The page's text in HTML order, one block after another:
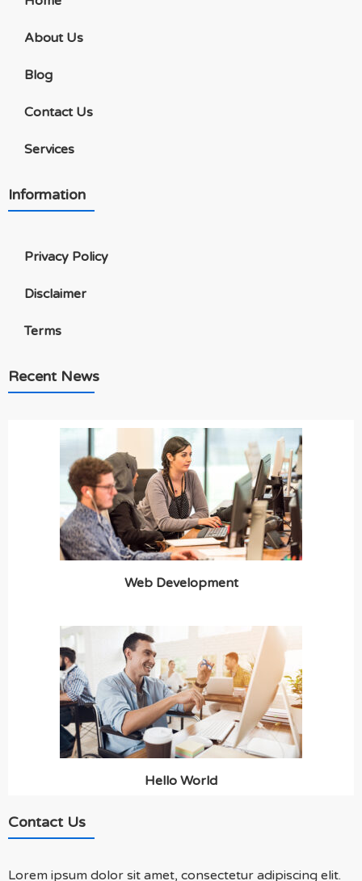
About Us
Blog
Contact Us
Services
Information
Privacy Policy
Disclaimer
Terms
Recent News
Web Development
Hello World
Contact Us
Lorem ipsum dolor sit amet, consectetur adipiscing elit.